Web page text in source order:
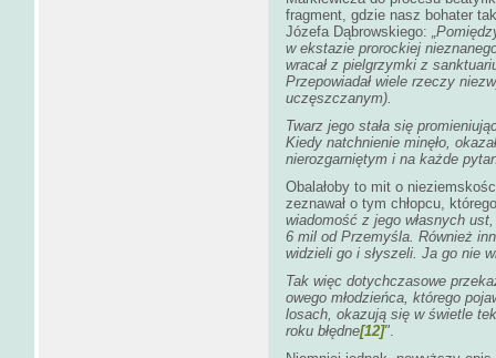
fragment, gdzie nasz bohater
Józefa Dąbrowskiego:
w ekstazie prorockiej
wracał z pielgrzymki z
Przepowiadał wiele rzeczy
uczęszczanym).
Twarz jego stała się
Kiedy natchnienie minęło,
nierozgarniętym i na każde
Obalałoby to mit o
zeznawał o tym chłopcu,
wiadomość z jego własnych
6 mil od Przemyśla. Również
widzieli go i słyszeli. Ja go nie
Tak więc dotychczasowe
owego młodzieńca, którego
losach, okazują się w świetle
roku błędne[12]".